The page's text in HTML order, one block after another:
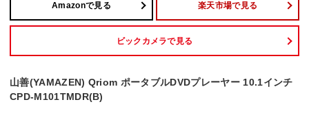
Amazonで見る 楽天市場で見る
ビックカメラで見る
山善(YAMAZEN) Qriom ポータブルDVDプレーヤー 10.1インチ
CPD-M101TMDR(B)